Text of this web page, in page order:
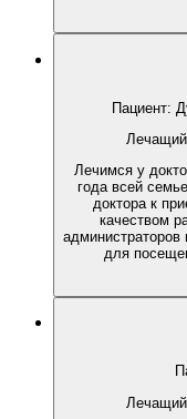
Пациент:
Лечимся у
года всей
доктора к
качеством
администраторов
для